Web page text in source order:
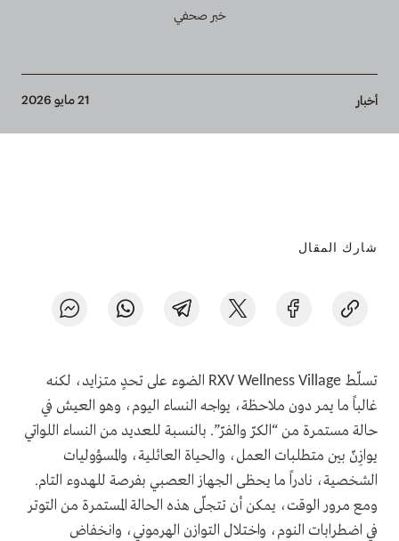
خبر صحفي
Breadcrumb
أخبار 21 مايو 2026
شارك المقال
تسلّط RXV Wellness Village الضوء على تحدٍ متزايد، لكنه
غالباً ما يمر دون ملاحظة، يواجه النساء اليوم، وهو العيش في
حالة مستمرة من “الكرّ والفرّ”. بالنسبة للعديد من النساء اللواتي
يوازِنّ بين متطلبات العمل، والحياة العائلية، والمسؤوليات
الشخصية، نادراً ما يحظى الجهاز العصبي بفرصة للهدوء التام.
ومع مرور الوقت، يمكن أن تتجلّى هذه الحالة المستمرة من التوتر
في اضطرابات النوم، واختلال التوازن الهرموني، وانخفاض